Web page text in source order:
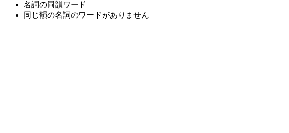
名詞の同韻ワード
同じ韻の名詞のワードがありません